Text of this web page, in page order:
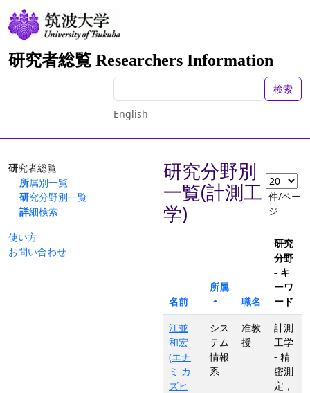
研究者総覧 Researchers Information
検索
English
研究者総覧
所属別一覧
研究分野別一覧
詳細検索
使い方
お問い合わせ
研究分野別
一覧(計測工
学)
件/ペー
ジ
名前
所属
職名
研究
分野
- キ
ーワ
ード
江並
和宏
(エナ
ミ カ
ズヒ
シス
テム
情報
系
准教
授
計測
工学
- 精
密測
定，